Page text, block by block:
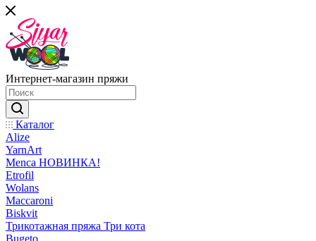
Интернет-магазин пряжи
Каталог
Alize
YarnArt
Menca НОВИНКА!
Etrofil
Wolans
Maccaroni
Biskvit
Трикотажная пряжа Три кота
Bugeto